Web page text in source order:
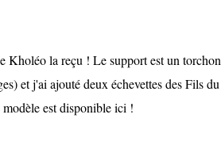
Kholéo la reçu ! Le support est un torchon
et j'ai ajouté deux échevettes des Fils du
est disponible ici !